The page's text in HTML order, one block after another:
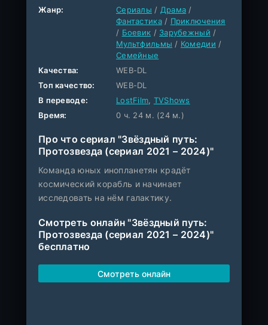
Жанр:
Сериалы / Драма /
Фантастика/ Приключения
/ Боевик / Зарубежный /
Мультфильмы / Комедии /
Семейные
Качества:
WEB-DL
Топ качество:
WEB-DL
В переводе:
LostFilm, TVShows
Время:
0 ч. 24 м. (24 м.)
Про что сериал "Звёздный путь:
Протозвезда (сериал 2021 – 2024)"
Команда юных инопланетян крадёт
космический корабль и начинает
исследовать на нём галактику.
Смотреть онлайн "Звёздный путь:
Протозвезда (сериал 2021 – 2024)"
бесплатно
Смотреть онлайн